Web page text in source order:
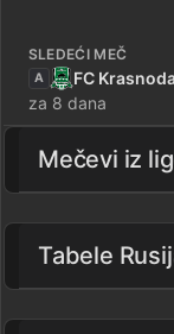
SLEDEĆI MEČ
A
FC
za 8 dana
Mečevi iz
Tabele